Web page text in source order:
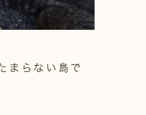
まらない島で